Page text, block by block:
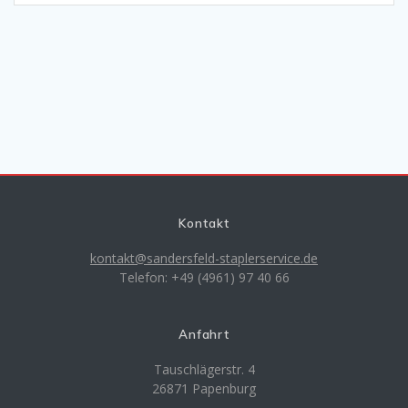
Kontakt
kontakt@sandersfeld-staplerservice.de
Telefon: +49 (4961) 97 40 66
Anfahrt
Tauschlägerstr. 4
26871 Papenburg